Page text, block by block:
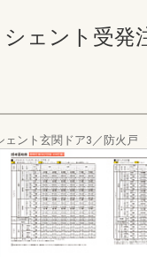
シェント受発
ェント玄関ドア3／防火戸